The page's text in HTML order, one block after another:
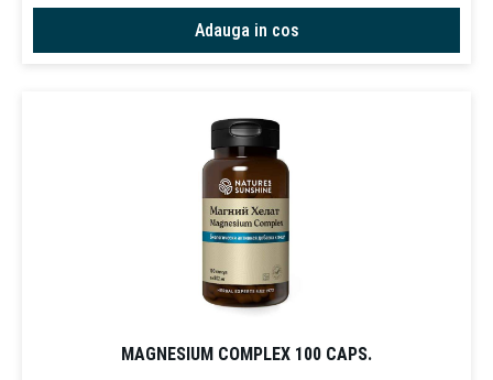
Adauga in cos
MAGNESIUM COMPLEX 100 CAPS.